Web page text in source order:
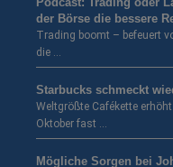
der Börse die bessere
Trading boomt – befeuert
die …
Starbucks schmeckt
Weltgrößte Cafékette
Oktober fast …
Mögliche Sorgen bei